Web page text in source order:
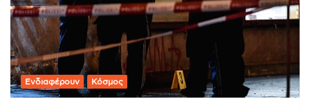
Ενδιαφέρουν Κόσμος